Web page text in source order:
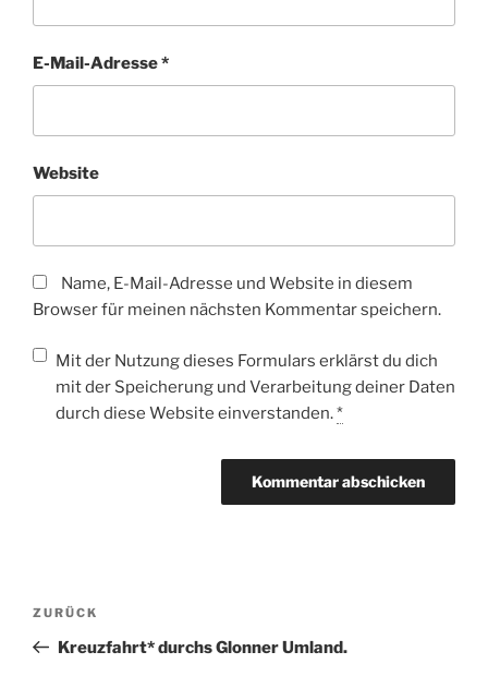
E-Mail-Adresse*
Website
Name, E-Mail-Adresse und Website in diesem
Browser für meinen nächsten Kommentar speichern.
Mit der Nutzung dieses Formulars erklärst du dich
mit der Speicherung und Verarbeitung deiner Daten
durch diese Website einverstanden.*
Beitragsnavigation
Vorheriger
Beitrag
ZURÜCK
Kreuzfahrt* durchs Glonner Umland.